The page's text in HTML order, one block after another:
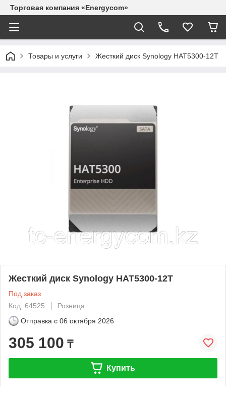
Торговая компания «Energycom»
Товары и услуги Жесткий диск Synology HAT5300-12T
Жесткий диск Synology HAT5300-12T
Под заказ
Код: 64525
Розница
Отправка с 06 октября 2026
305 100 ₸
Купить